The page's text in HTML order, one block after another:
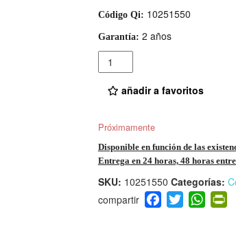
Código Qi: 10251550
Garantía: 2 años
Cantidad
añadir a favoritos
Próximamente
Disponible en función de las
Entrega en 24 horas, 48 horas
SKU: 10251550 Categorías:
F
a
T
wi
W
h
Pr
in